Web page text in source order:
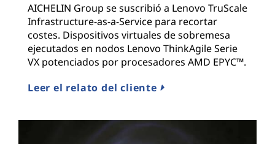
AICHELIN Group se suscribió a Lenovo TruScale
Infrastructure-as-a-Service para recortar
costes. Dispositivos virtuales de sobremesa
ejecutados en nodos Lenovo ThinkAgile Serie
VX potenciados por procesadores AMD EPYC™.
Leer el relato del cliente